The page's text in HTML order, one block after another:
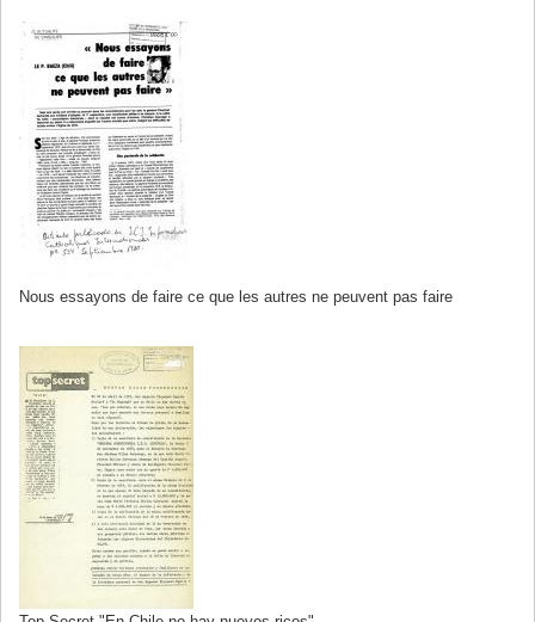
Nous essayons de faire ce que les autres ne peuvent pas faire